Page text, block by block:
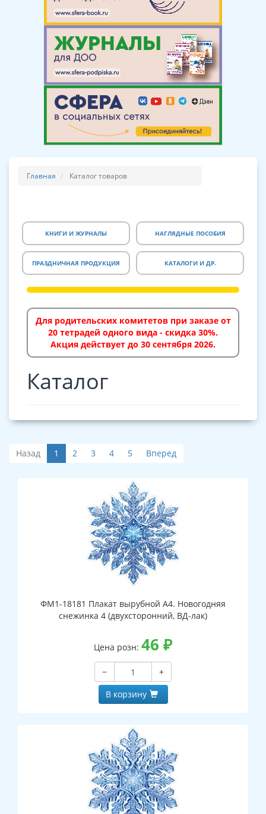
Главная Каталог товаров
КНИГИ И ЖУРНАЛЫ НАГЛЯДНЫЕ ПОСОБИЯ
ПРАЗДНИЧНАЯ ПРОДУКЦИЯ КАТАЛОГИ И ДР.
Для родительских комитетов при заказе от
20 тетрадей одного вида - скидка 30%.
Акция действует до 30 сентября 2026.
Каталог
Назад 1 2 3 4 5 Вперед
ФМ1-18181 Плакат вырубной А4. Новогодняя
снежинка 4 (двухсторонний, ВД-лак)
Цена розн: 46 ₽
−
+
В корзину